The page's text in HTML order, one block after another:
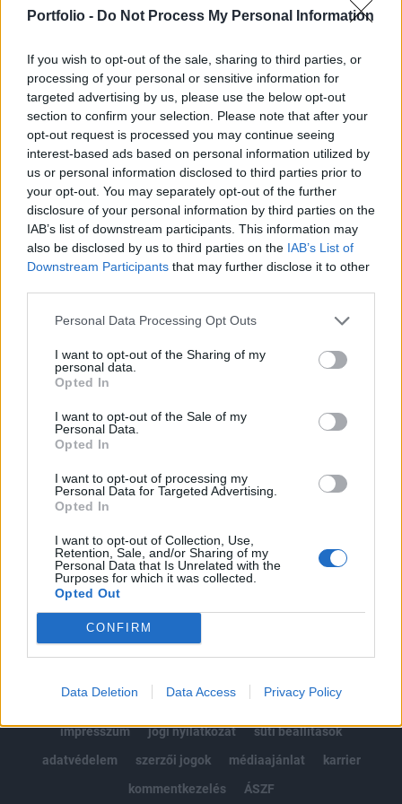
Portfolio - Do Not Process My Personal Information
If you wish to opt-out of the sale, sharing to third parties, or
processing of your personal or sensitive information for
targeted advertising by us, please use the below opt-out
section to confirm your selection. Please note that after your
opt-out request is processed you may continue seeing
interest-based ads based on personal information utilized by
us or personal information disclosed to third parties prior to
your opt-out. You may separately opt-out of the further
disclosure of your personal information by third parties on the
IAB’s list of downstream participants. This information may
also be disclosed by us to third parties on the IAB’s List of
Downstream Participants that may further disclose it to other
Personal Data Processing Opt Outs
I want to opt-out of the Sharing of my
personal data.
Opted In
I want to opt-out of the Sale of my
Personal Data.
Opted In
I want to opt-out of processing my
Personal Data for Targeted Advertising.
Opted In
I want to opt-out of Collection, Use,
Retention, Sale, and/or Sharing of my
Personal Data that Is Unrelated with the
Purposes for which it was collected.
Opted Out
CONFIRM
Data Deletion Data Access Privacy Policy
után. A Euronics a műszaki cikkek piacán 2014-
A cég szerdai budapesti sajtótájékoztatóján Fajcsi Róbert
kereskedelmi vezető hangsúlyozta: 64 üzletük van
Magyarországon, ezt szeretnék 2016 elejére 138-ra növelni.
Hozzáfűzte: a 138 üzletből 98 lesz saját, 40 pedig
franchise üzlet, utóbbiak elsősorban a 20 ezer lakos alatti
településeken. Elmondta, 742 alkalmazottat foglalkoztat a
Vöröskő Kft., az elsősorban az ország...
KEDVES OLVASÓNK!
tartozik, melynek olvasása előfizetéses
regisztrációhoz kötött.
Az előfizetés a következőket tartalmazza:
Kötéslisták: BÉT elmúlt 2 év napon belüli
kötéslistái
Előfizetés
MÁR ELŐFIZETŐNK VAGY?BEJELENTKEZÉS
impresszum
jogi nyilatkozat
süti beállítások
adatvédelem
szerzői jogok médiaajánlat
karrier
kommentkezelés
ÁSZF